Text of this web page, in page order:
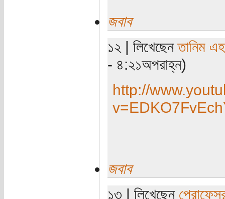
জবাব
১২ | লিখেছেনতানিম
- ৪:২১অপরাহ্ন)
http://
জবাব
১৩ | লিখেছেন